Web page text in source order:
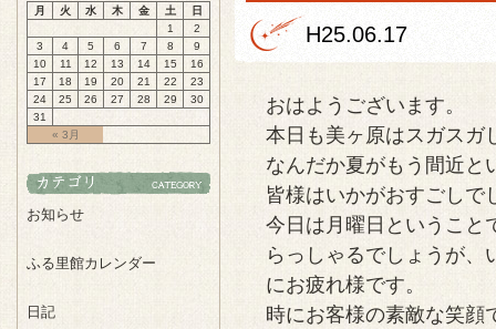
H25.06.17
おはようございます。
本日も美ヶ原はスガスガ
なんだか夏がもう間近と
皆様はいかがおすごしで
今日は月曜日ということ
らっしゃるでしょうが、
にお疲れ様です。
時にお客様の素敵な笑顔
月
火 水 木 金 土 日
« 3月
1
2
3
4 5 6 7 8
9
10
11 12 13 14 15
16
17
18 19 20 21 22
23
24
25 26 27 28 29
30
31
お知らせ
ふる里館カレンダー
日記